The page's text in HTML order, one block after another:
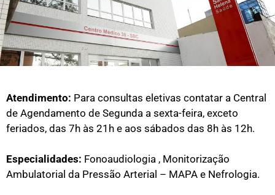
Atendimento: Para consultas eletivas contatar a Central
de Agendamento de Segunda a sexta-feira, exceto
feriados, das 7h às 21h e aos sábados das 8h às 12h.
Especialidades: Fonoaudiologia , Monitorização
Ambulatorial da Pressão Arterial – MAPA e Nefrologia.